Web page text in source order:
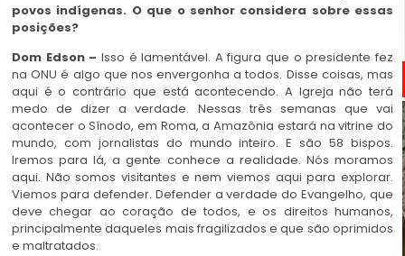
povos indígenas. O que o senhor considera sobre essas
posições?
Dom Edson – Isso é lamentável. A figura que o presidente fez
na ONU é algo que nos envergonha a todos. Disse coisas, mas
aqui é o contrário que está acontecendo. A Igreja não terá
medo de dizer a verdade. Nessas três semanas que vai
acontecer o Sínodo, em Roma, a Amazônia estará na vitrine do
mundo, com jornalistas do mundo inteiro. E são 58 bispos.
Iremos para lá, a gente conhece a realidade. Nós moramos
aqui. Não somos visitantes e nem viemos aqui para explorar.
Viemos para defender. Defender a verdade do Evangelho, que
deve chegar ao coração de todos, e os direitos humanos,
principalmente daqueles mais fragilizados e que são oprimidos
e maltratados.